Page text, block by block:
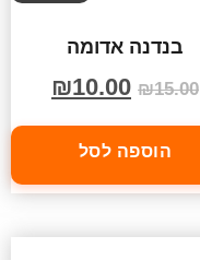
בנדנה אדומה
₪15.00
₪10.00
הוספה לסל